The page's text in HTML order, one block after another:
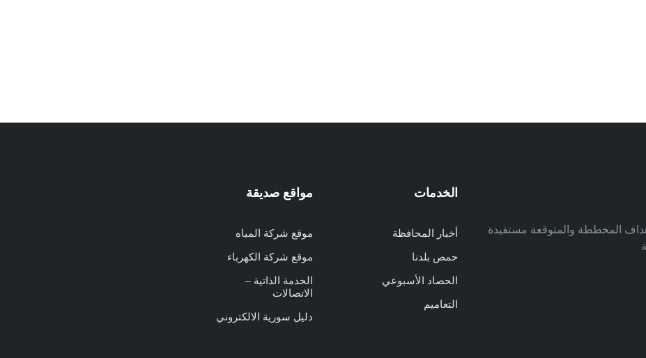
المخططة والمتوقعة مستفيدة
الخدمات
أخبار المحافظة
حمص بلدنا
الحصاد الأسبوعي
التعاميم
مواقع صديقة
موقع شركة المياه
موقع شركة الكهرباء
الخدمة الذاتية –
الاتصالات
دليل سورية الالكتروني